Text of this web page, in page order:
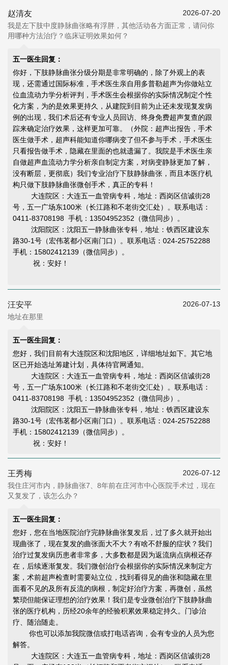
赵清友
2026-07-20
我是左下肢中度静脉曲张略有浮胖，其他活动各方面正常，请问你
用哪种方法治疗？临床证明效果如何？
五一医生回复：
你好，下肢静脉曲张分级分期是非常明确的，除了外观上的表
现，还需通过国际标准，手术医生亲自用多普勒超声为你做站立
位血流动力学分析评判，手术医生会根据你的实际情况制定个性
化方案，为的是效果更持久，从建院到目前为止还未发现复发病
例的出现，我们术后还有专业人员回访、终身免费超声复查的跟
踪来确定治疗效果，这样更加可靠。（外院：超声出报告，手术
医生做手术，超声科能知道你哪病变了但不参与手术，手术医生
只看报告做手术，隐藏在里面的也就遗漏了。我院是手术医生亲
自做超声血流动力学分析亲自制定方案，对病变静脉更加了解，
没有断层，更彻底）我们专业治疗下肢静脉曲张，而且本医疗机
构只做下肢静脉曲张微创手术，真正的专科！
大连院区：大连五一血管病专科，地址：西岗区信诚街28
号，五一广场东100米（长江路和不老街交汇处）。联系电话：
0411-83708198 手机：13504952352（微信同步）。
沈阳院区：沈阳五一静脉曲张专科，地址：铁西区建设东
路30-1号（宏伟茗都小区南门口）。联系电话：024-25752288
手机：15802412139（微信同步）。
祝：安好！
汪安平
2026-07-13
地址在那里
五一医生回复：
您好，我们目前有大连院区和沈阳地区，详细地址如下。其它地
区已开始选址筹建计划，具体待官网通知。
大连院区：大连五一血管病专科，地址：西岗区信诚街28
号，五一广场东100米（长江路和不老街交汇处）。联系电话：
0411-83708198 手机：13504952352（微信同步）。
沈阳院区：沈阳五一静脉曲张专科，地址：铁西区建设东
路30-1号（宏伟茗都小区南门口）。联系电话：024-25752288
手机：15802412139（微信同步）。
祝：安好！
王秀梅
2026-07-12
我住庄河市内，静脉曲张7、8年前在庄河市中心医院手术过，现在
又复发了，该怎么办？
五一医生回复：
您好，您在当地医院治疗完静脉曲张复发后，过了多久就开始出
现曲张了，现在复发的曲张面大不大？有啥不舒服的症状？我们
治疗过复发病历患者非常多，大多数都是因为返流病点病根还存
在，后续逐渐复发。我们微创治疗会根据你的实际情况来制定方
案，术前超声检查时需要站立位，找到看得见的曲张和隐藏在里
面看不见的及所有反流的病根，制定好治疗方案，再微创，虽然
繁琐但能保证理想的治疗效果 ！我们是专业微创治疗下肢静脉曲
张的医疗机构，历经20余年的经验积累效果稳定持久。门诊治
疗、随治随走。
你也可以添加我院微信或打电话咨询，会有专业的人员为您
解答。
大连院区：大连五一血管病专科，地址：西岗区信诚街28